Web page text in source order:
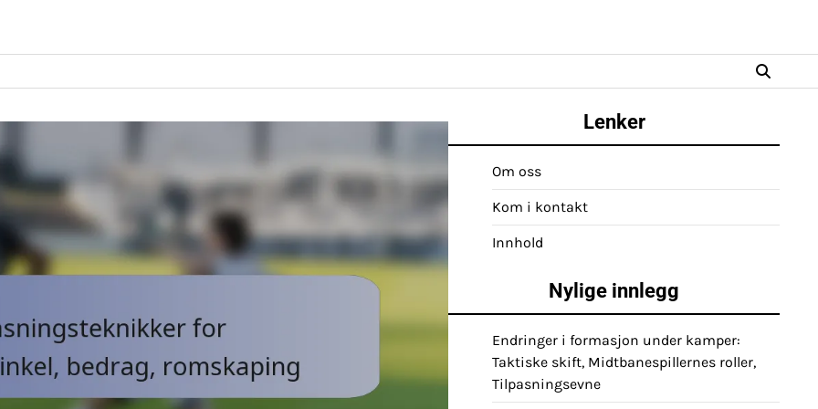
Lenker
Om oss
Kom i kontakt
Innhold
Nylige innlegg
Endringer i formasjon under kamper:
Taktiske skift, Midtbanespillernes roller,
Tilpasningsevne